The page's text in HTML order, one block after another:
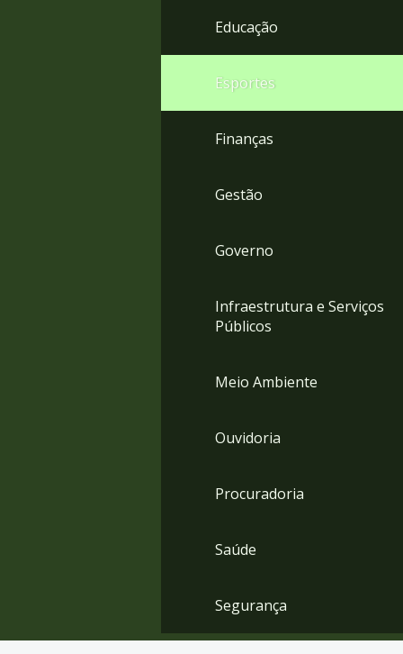
Educação
Esportes
Finanças
Gestão
Governo
Infraestrutura e Serviços
Públicos
Meio Ambiente
Ouvidoria
Procuradoria
Saúde
Segurança